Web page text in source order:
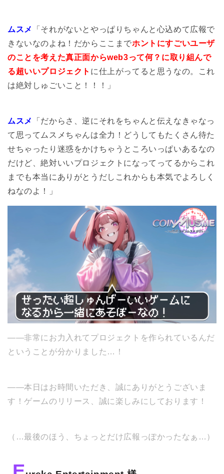
ムスメ
「それがないとやっぱりちゃんと心込めて広報で
きないなのよね！だからここまでホントにすごいユーザ
のことを考えた真正面からweb3って何？に取り組んで
る超いいプロジェクト に仕上がってると思うなの。これ
は絶対しゅごいこと！！！」
ムスメ
「だからさ、逆にそれをちゃんと伝えなきゃなっ
て思ってムスメちゃんは全力！どうしてもたくさん待た
せちゃったり迷惑をかけちゃうところいっぱいあるなの
だけど、絶対いいプロジェクトになってってるからこれ
までも本当にありがとうだしこれからも本気でよろしく
ねなのよ！」
――非常にお力入れてプロジェクトを作られているんだ
ということが分かりました…！
――本日はお時間いただき、誠にありがとうございま
す！ゲームのリリース、誠に楽しみにしております！
（…最後のほう、ちょっとだけ広報っぽかったなぁ…）